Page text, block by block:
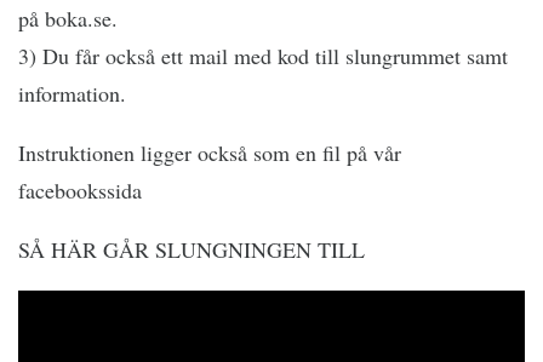
på boka.se.
3) Du får också ett mail med kod till slungrummet samt
information.
Instruktionen ligger också som en fil på vår
facebookssida
SÅ HÄR GÅR SLUNGNINGEN TILL